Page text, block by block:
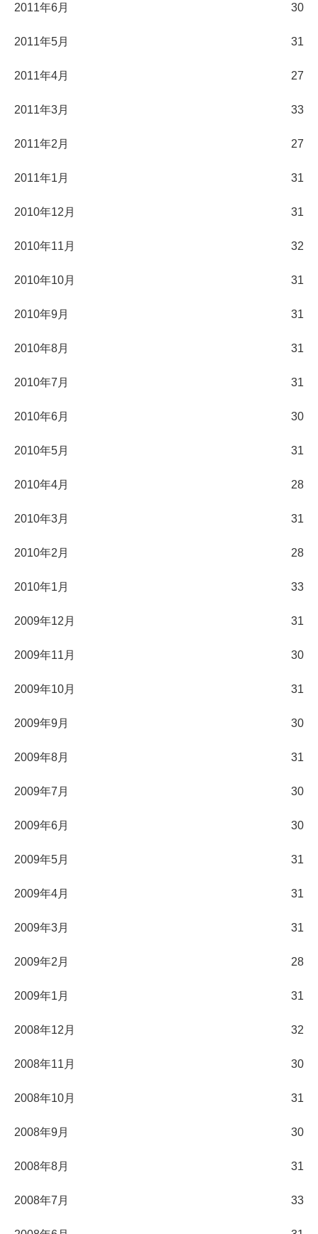
2011年6月 30
2011年5月 31
2011年4月 27
2011年3月 33
2011年2月 27
2011年1月 31
2010年12月 31
2010年11月 32
2010年10月 31
2010年9月 31
2010年8月 31
2010年7月 31
2010年6月 30
2010年5月 31
2010年4月 28
2010年3月 31
2010年2月 28
2010年1月 33
2009年12月 31
2009年11月 30
2009年10月 31
2009年9月 30
2009年8月 31
2009年7月 30
2009年6月 30
2009年5月 31
2009年4月 31
2009年3月 31
2009年2月 28
2009年1月 31
2008年12月 32
2008年11月 30
2008年10月 31
2008年9月 30
2008年8月 31
2008年7月 33